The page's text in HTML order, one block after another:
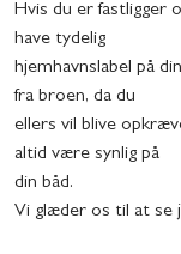
Hvis du er fastligger
have tydelig
hjemhavnslabel på
fra broen, da du
ellers vil blive
altid være synlig på
din båd.
Vi glæder os til at se